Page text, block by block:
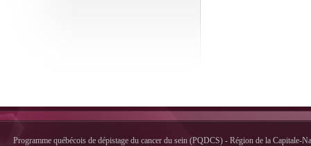
Programme québécois de dépistage du cancer du sein (PQDCS) - Région de la Capitale-